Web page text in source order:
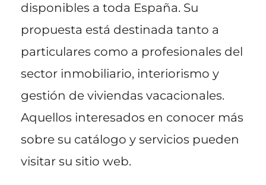
disponibles a toda España. Su
propuesta está destinada tanto a
particulares como a profesionales del
sector inmobiliario, interiorismo y
gestión de viviendas vacacionales.
Aquellos interesados en conocer más
sobre su catálogo y servicios pueden
visitar su sitio web.